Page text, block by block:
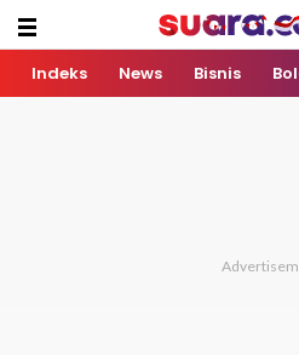
Indeks News Bisnis